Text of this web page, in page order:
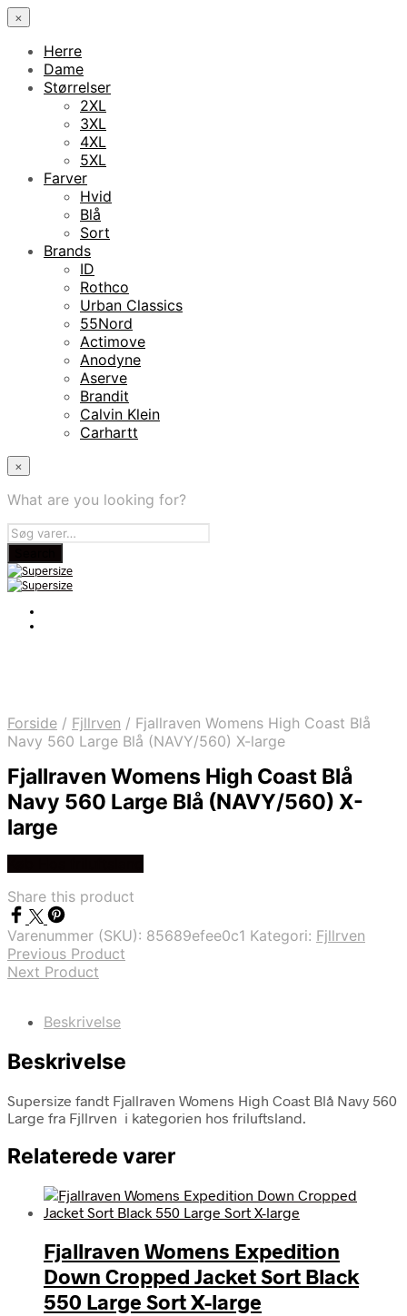
×
Herre
Dame
Størrelser
2XL
3XL
4XL
5XL
Farver
Hvid
Blå
Sort
Brands
ID
Rothco
Urban Classics
55Nord
Actimove
Anodyne
Aserve
Brandit
Calvin Klein
Carhartt
×
What are you looking for?
Forside / Fjllrven / Fjallraven Womens High Coast Blå
Navy 560 Large Blå (NAVY/560) X-large
Fjallraven Womens High Coast Blå
Navy 560 Large Blå (NAVY/560) X-
large
Share this product
Varenummer (SKU): 85689efee0c1 Kategori: Fjllrven
Previous Product
Next Product
Beskrivelse
Beskrivelse
Supersize fandt Fjallraven Womens High Coast Blå Navy 560
Large fra Fjllrven i kategorien hos friluftsland.
Relaterede varer
Fjallraven Womens Expedition
Down Cropped Jacket Sort Black
550 Large Sort X-large